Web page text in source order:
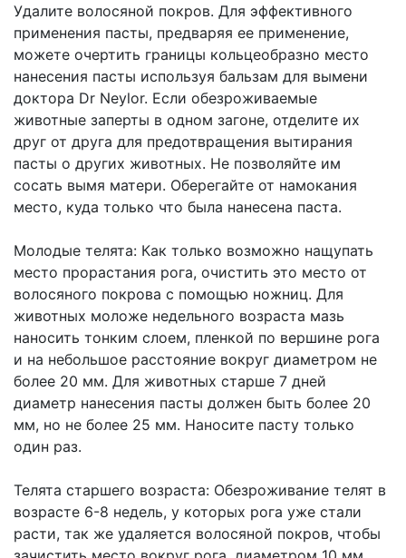
Удалите волосяной покров. Для эффективного
применения пасты, предваряя ее применение,
можете очертить границы кольцеобразно место
нанесения пасты используя бальзам для вымени
доктора Dr Neylor. Если обезроживаемые
животные заперты в одном загоне, отделите их
друг от друга для предотвращения вытирания
пасты о других животных. Не позволяйте им
сосать вымя матери. Оберегайте от намокания
место, куда только что была нанесена паста.
Молодые телята: Как только возможно нащупать
место прорастания рога, очистить это место от
волосяного покрова с помощью ножниц. Для
животных моложе недельного возраста мазь
наносить тонким слоем, пленкой по вершине рога
и на небольшое расстояние вокруг диаметром не
более 20 мм. Для животных старше 7 дней
диаметр нанесения пасты должен быть более 20
мм, но не более 25 мм. Наносите пасту только
один раз.
Телята старшего возраста: Обезроживание телят в
возрасте 6-8 недель, у которых рога уже стали
расти, так же удаляется волосяной покров, чтобы